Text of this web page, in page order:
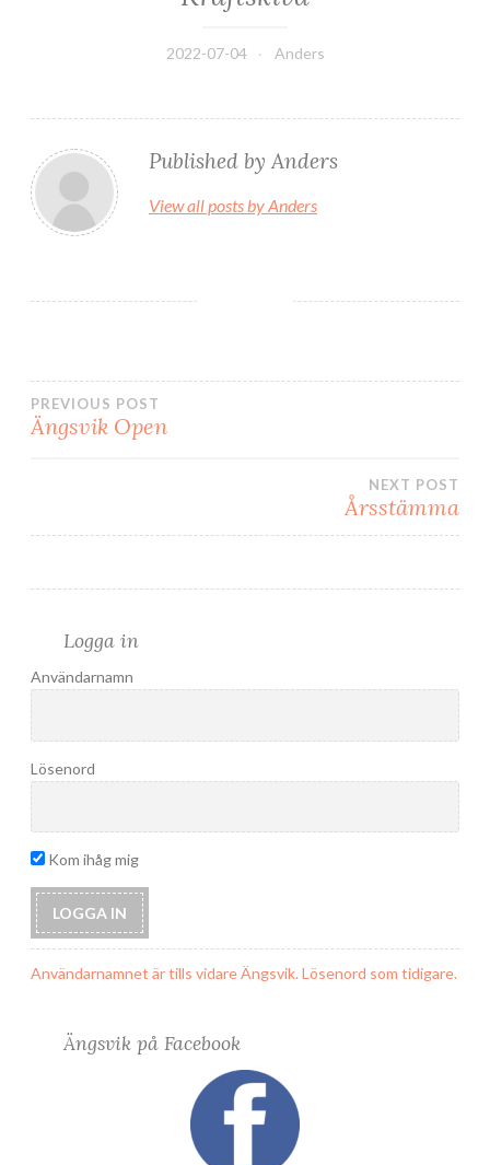
2022-07-04 Anders
Published by Anders
View all posts by Anders
Inläggsnavigering
PREVIOUS POST
Ängsvik Open
NEXT POST
Årsstämma
Logga in
Användarnamn
Lösenord
Kom ihåg mig
Användarnamnet är tills vidare Ängsvik. Lösenord som tidigare.
Ängsvik på Facebook